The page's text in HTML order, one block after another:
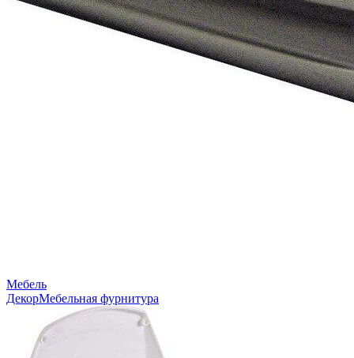
Мебель
ДекорМебельная фурнитура